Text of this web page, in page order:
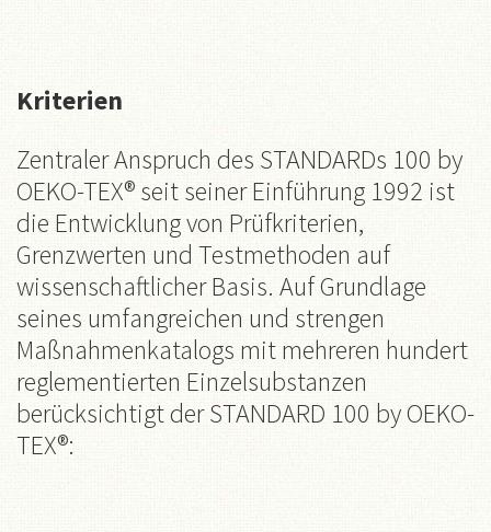
Kriterien
Zentraler Anspruch des STANDARDs 100 by
OEKO-TEX® seit seiner Einführung 1992 ist
die Entwicklung von Prüfkriterien,
Grenzwerten und Testmethoden auf
wissenschaftlicher Basis. Auf Grundlage
seines umfangreichen und strengen
Maßnahmenkatalogs mit mehreren hundert
reglementierten Einzelsubstanzen
berücksichtigt der STANDARD 100 by OEKO-
TEX®: